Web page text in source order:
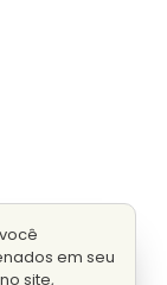
em seu
site,